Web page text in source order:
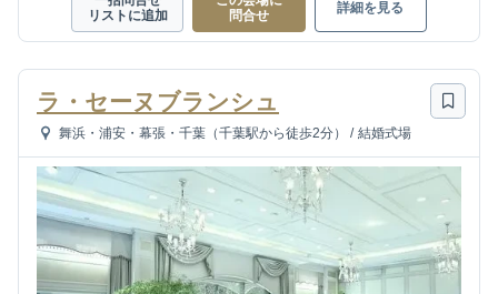
リストに追加
問合せ
詳細を見る
ラ・セーヌブランシュ
舞浜・浦安・幕張・千葉（千葉駅から徒歩2分） / 結婚式場